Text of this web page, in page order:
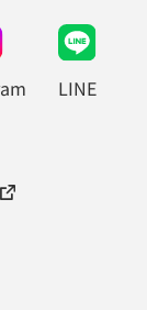
LINE